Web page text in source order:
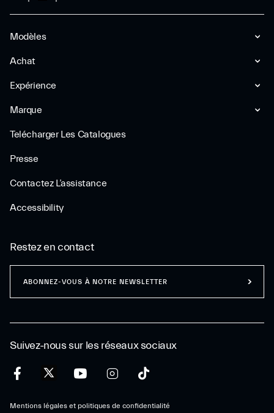
Modèles
Achat
Expérience
Marque
Telécharger Les Catalogues
Presse
Contactez L’assistance
Accessibility
Suivez-nous sur les réseaux sociaux
Mentions légales et politiques de confidentialité
Restez en contact
ABONNEZ-VOUS À NOTRE NEWSLETTER